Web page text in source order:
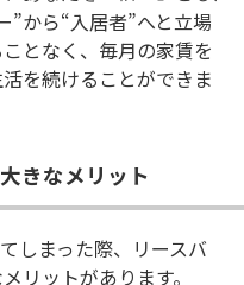
”から“入居者”へと立場
となく、毎月の家賃を
を続けることができま
きなメリット
しまった際、リースバ
リットがあります。